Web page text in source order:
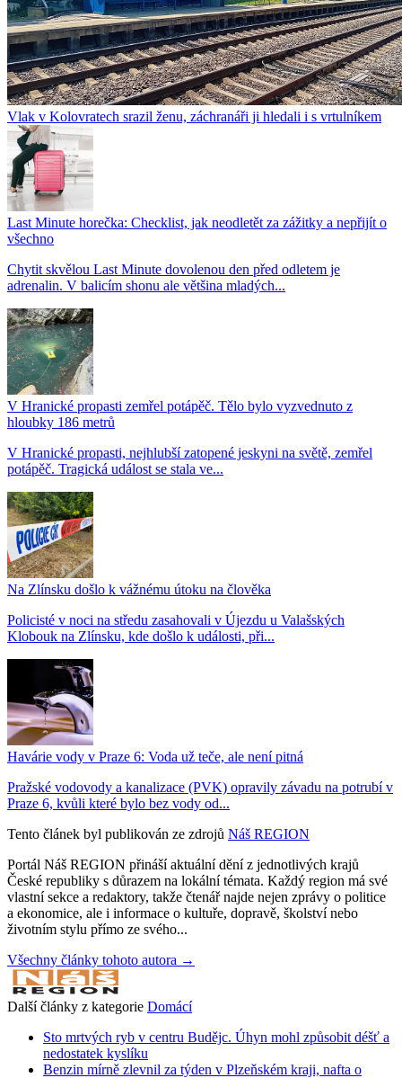
Vlak v Kolovratech srazil ženu, záchranáři ji hledali i s vrtulníkem
Last Minute horečka: Checklist, jak neodletět za zážitky a nepřijít o
všechno
Chytit skvělou Last Minute dovolenou den před odletem je
adrenalin. V balicím shonu ale většina mladých...
V Hranické propasti zemřel potápěč. Tělo bylo vyzvednuto z
hloubky 186 metrů
V Hranické propasti, nejhlubší zatopené jeskyni na světě, zemřel
potápěč. Tragická událost se stala ve...
Na Zlínsku došlo k vážnému útoku na člověka
Policisté v noci na středu zasahovali v Újezdu u Valašských
Klobouk na Zlínsku, kde došlo k události, při...
Havárie vody v Praze 6: Voda už teče, ale není pitná
Pražské vodovody a kanalizace (PVK) opravily závadu na potrubí v
Praze 6, kvůli které bylo bez vody od...
Tento článek byl publikován ze zdrojů Náš REGION
Portál Náš REGION přináší aktuální dění z jednotlivých krajů
České republiky s důrazem na lokální témata. Každý region má své
vlastní sekce a redaktory, takže čtenář najde nejen zprávy o politice
a ekonomice, ale i informace o kultuře, dopravě, školství nebo
životním stylu přímo ze svého...
Všechny články tohoto autora →
Další články z kategorie Domácí
Sto mrtvých ryb v centru Budějc. Úhyn mohl způsobit déšť a
nedostatek kyslíku
Benzin mírně zlevnil za týden v Plzeňském kraji, nafta o